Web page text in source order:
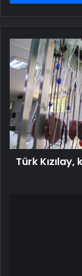
Türk
Kızılay,
kan
torbası
üreterek
dışa
bağımlılığı
ortadan
kaldıracak
Türk Kızılay,